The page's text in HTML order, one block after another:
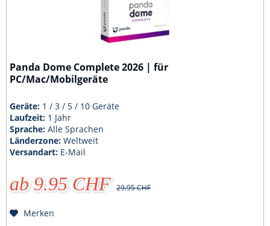
Panda Dome Complete 2026 | für
PC/Mac/Mobilgeräte
Geräte: 1 / 3 / 5 / 10 Geräte
Laufzeit: 1 Jahr
Sprache:Alle Sprachen
Länderzone:Weltweit
Versandart: E-Mail
ab 9.95 CHF 29.95 CHF
Merken